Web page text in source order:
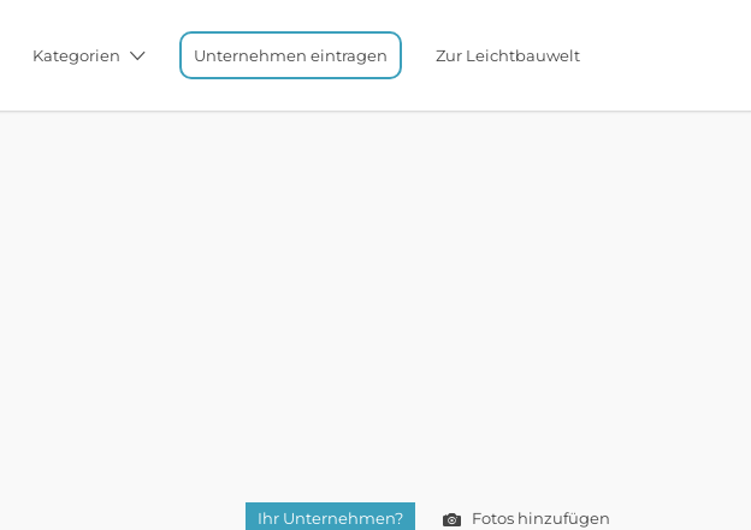
Kategorien Unternehmen eintragen Zur Leichtbauwelt
Ihr Unternehmen? Fotos hinzufügen